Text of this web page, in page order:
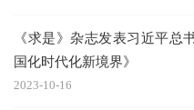
《求是》杂志发表习近平总
国化时代化新境界》
2023-10-16